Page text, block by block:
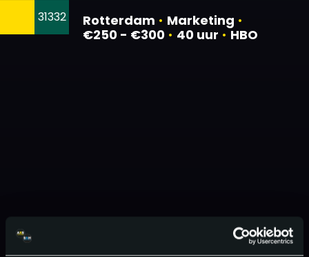
Rotterdam • Marketing •
€250 - €300 • 40 uur • HBO
31332